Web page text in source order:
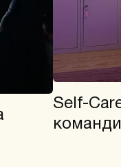
Self-